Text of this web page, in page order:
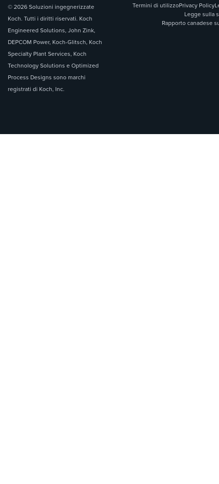
© 2026 Soluzioni ingegnerizzate
Koch. Tutti i diritti riservati. Koch
Engineered Solutions, John Zink,
DEPCOM Power, Koch-Glitsch, Koch
Specialty Plant Services, Koch
Technology Solutions e Optimized
Process Designs sono marchi
registrati di Koch, Inc.
Termini di utilizzoPrivacy Policy
Legge sulla
Rapporto canadese